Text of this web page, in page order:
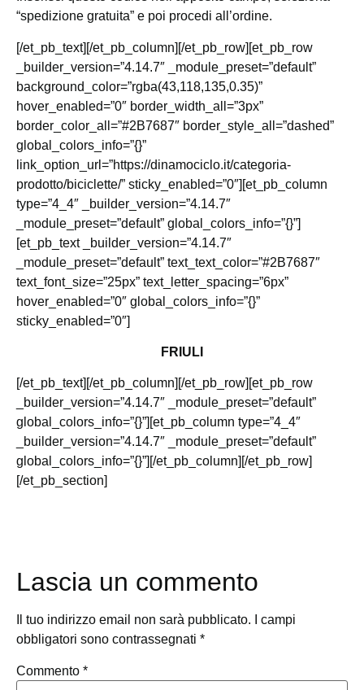
“spedizione gratuita” e poi procedi all’ordine.
[/et_pb_text][/et_pb_column][/et_pb_row][et_pb_row
_builder_version=”4.14.7″ _module_preset=”default”
background_color=”rgba(43,118,135,0.35)”
hover_enabled=”0″ border_width_all=”3px”
border_color_all=”#2B7687″ border_style_all=”dashed”
global_colors_info=”{}”
link_option_url=”https://dinamociclo.it/categoria-
prodotto/biciclette/” sticky_enabled=”0″][et_pb_column
type=”4_4″ _builder_version=”4.14.7″
_module_preset=”default” global_colors_info=”{}”]
[et_pb_text _builder_version=”4.14.7″
_module_preset=”default” text_text_color=”#2B7687″
text_font_size=”25px” text_letter_spacing=”6px”
hover_enabled=”0″ global_colors_info=”{}”
sticky_enabled=”0″]
FRIULI
[/et_pb_text][/et_pb_column][/et_pb_row][et_pb_row
_builder_version=”4.14.7″ _module_preset=”default”
global_colors_info=”{}”][et_pb_column type=”4_4″
_builder_version=”4.14.7″ _module_preset=”default”
global_colors_info=”{}”][/et_pb_column][/et_pb_row]
[/et_pb_section]
Lascia un commento
Il tuo indirizzo email non sarà pubblicato.
I campi
obbligatori sono contrassegnati *
Commento *